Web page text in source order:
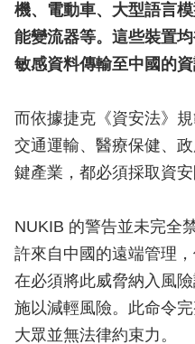
機、電動車、大型語言
能變流器等。這些裝置
敏感資料傳輸至中國的資
而依據捷克《資安法》
交通運輸、醫療保健、
鍵產業，都必須採取資
NUKIB 的警告並未完全
許來自中國的遠端管理
在必須將此威脅納入風
施以減輕風險。此命令
大眾並無法律約束力。